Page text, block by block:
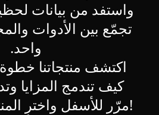
واستفد من بيانات
تجمّع بين الأدوات
واحد.
اكتشف منتجاتنا
كيف تندمج المزايا
!مرّر للأسفل واختر